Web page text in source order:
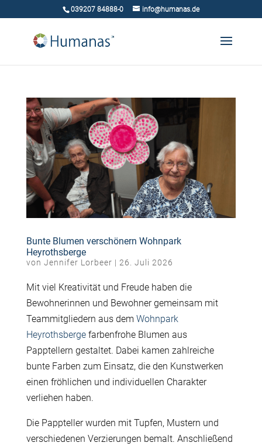
039207 84888-0 info@humanas.de
Bunte Blumen verschönern Wohnpark
Heyrothsberge
von Jennifer Lorbeer | 26. Juli 2026
Mit viel Kreativität und Freude haben die
Bewohnerinnen und Bewohner gemeinsam mit
Teammitgliedern aus dem Wohnpark
Heyrothsbergefarbenfrohe Blumen aus
Papptellern gestaltet. Dabei kamen zahlreiche
bunte Farben zum Einsatz, die den Kunstwerken
einen fröhlichen und individuellen Charakter
verliehen haben.
Die Pappteller wurden mit Tupfen, Mustern und
verschiedenen Verzierungen bemalt. Anschließend